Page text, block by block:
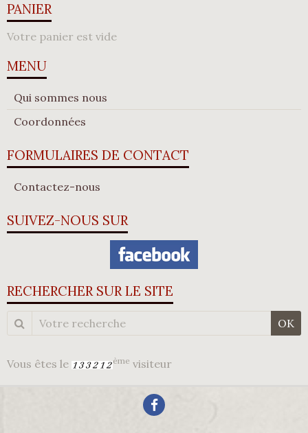
PANIER
Votre panier est vide
MENU
Qui sommes nous
Coordonnées
FORMULAIRES DE CONTACT
Contactez-nous
SUIVEZ-NOUS SUR
RECHERCHER SUR LE SITE
OK
Vous êtes le ème visiteur